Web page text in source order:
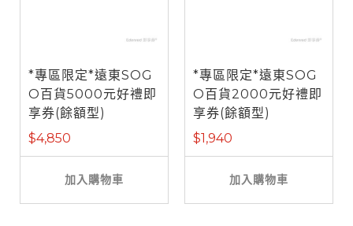
*專區限定*遠東SOG
O百貨5000元好禮即
享券(餘額型)
$4,850
加入購物車
*專區限定*遠東SOG
O百貨2000元好禮即
享券(餘額型)
$1,940
加入購物車